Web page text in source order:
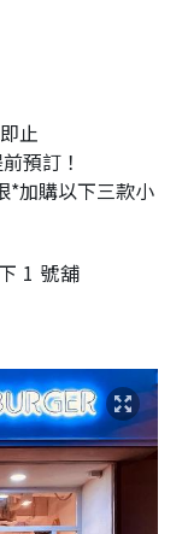
止
預訂！
*加購以下三款小
1 號舖